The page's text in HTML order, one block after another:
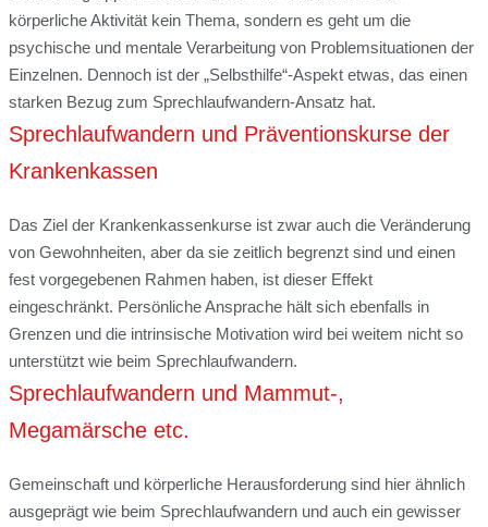
körperliche Aktivität kein Thema, sondern es geht um die
psychische und mentale Verarbeitung von Problemsituationen der
Einzelnen. Dennoch ist der „Selbsthilfe“-Aspekt etwas, das einen
starken Bezug zum Sprechlaufwandern-Ansatz hat.
Sprechlaufwandern und Präventionskurse der
Krankenkassen
Das Ziel der Krankenkassenkurse ist zwar auch die Veränderung
von Gewohnheiten, aber da sie zeitlich begrenzt sind und einen
fest vorgegebenen Rahmen haben, ist dieser Effekt
eingeschränkt. Persönliche Ansprache hält sich ebenfalls in
Grenzen und die intrinsische Motivation wird bei weitem nicht so
unterstützt wie beim Sprechlaufwandern.
Sprechlaufwandern und Mammut-,
Megamärsche etc.
Gemeinschaft und körperliche Herausforderung sind hier ähnlich
ausgeprägt wie beim Sprechlaufwandern und auch ein gewisser